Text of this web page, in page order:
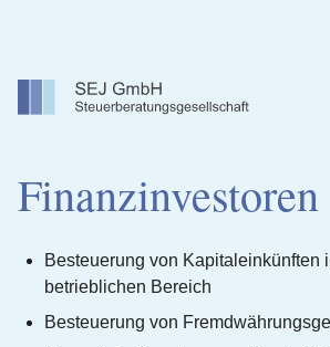
Finanzinvestoren
Besteuerung von Kapitaleinkünften
betrieblichen Bereich
Besteuerung von